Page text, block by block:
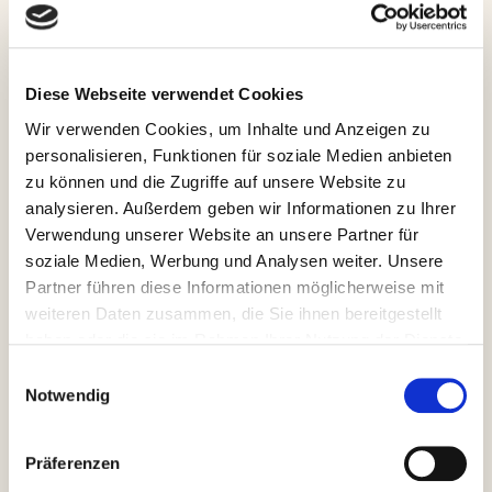
Diese Webseite verwendet Cookies
Wir verwenden Cookies, um Inhalte und Anzeigen zu
personalisieren, Funktionen für soziale Medien anbieten
zu können und die Zugriffe auf unsere Website zu
analysieren. Außerdem geben wir Informationen zu Ihrer
Verwendung unserer Website an unsere Partner für
soziale Medien, Werbung und Analysen weiter. Unsere
Partner führen diese Informationen möglicherweise mit
weiteren Daten zusammen, die Sie ihnen bereitgestellt
Notwendig
Präferenzen
Freundschaftsspiel gg. SC
Baldham-Vaterstetten
1. Mai 2018 vonAndrea
Freundschaftsspiel mit dem SC Baldham-Vaterstetten
statt.Zum 4. mal wurde um den begehrten
Plieninger zu Gast beim SC Baldham-Vaterstetten. Um
10 Uhr wurde mit den Einzeln gestartet. Von Kleinfeld